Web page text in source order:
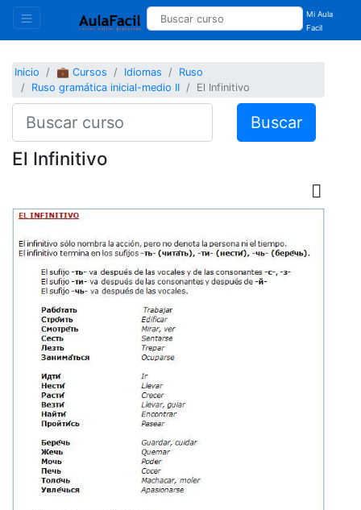
Mi Aula
Facil
Inicio 💼 Cursos Idiomas
Ruso
Ruso gramática inicial-medio II
El Infinitivo
Buscar
El Infinitivo